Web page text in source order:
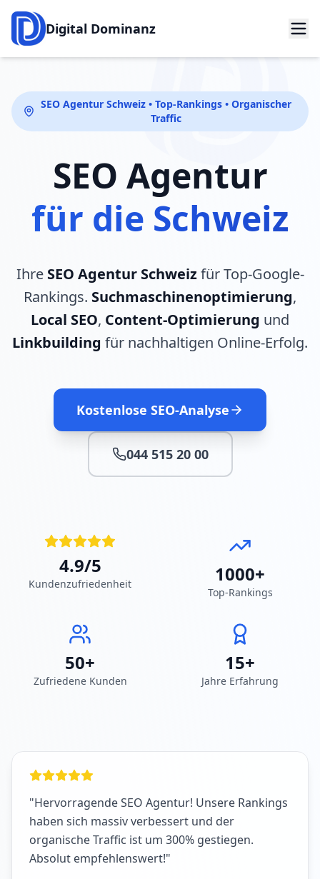
Digital Dominanz
SEO Agentur Schweiz • Top-Rankings • Organischer
Traffic
SEO Agentur
für die Schweiz
Ihre SEO Agentur Schweizfür Top-Google-
Rankings. Suchmaschinenoptimierung,
Local SEO, Content-Optimierung und
Linkbuilding für nachhaltigen Online-Erfolg.
Kostenlose SEO-Analyse
044 515 20 00
4.9/5
Kundenzufriedenheit 1000+
Top-Rankings
50+
Zufriedene Kunden
15+
Jahre Erfahrung
"Hervorragende SEO Agentur! Unsere Rankings
haben sich massiv verbessert und der
organische Traffic ist um 300% gestiegen.
Absolut empfehlenswert!"